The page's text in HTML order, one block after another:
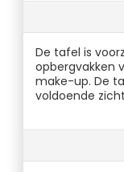
De tafel is
opbergvakken
make-up. De
voldoende